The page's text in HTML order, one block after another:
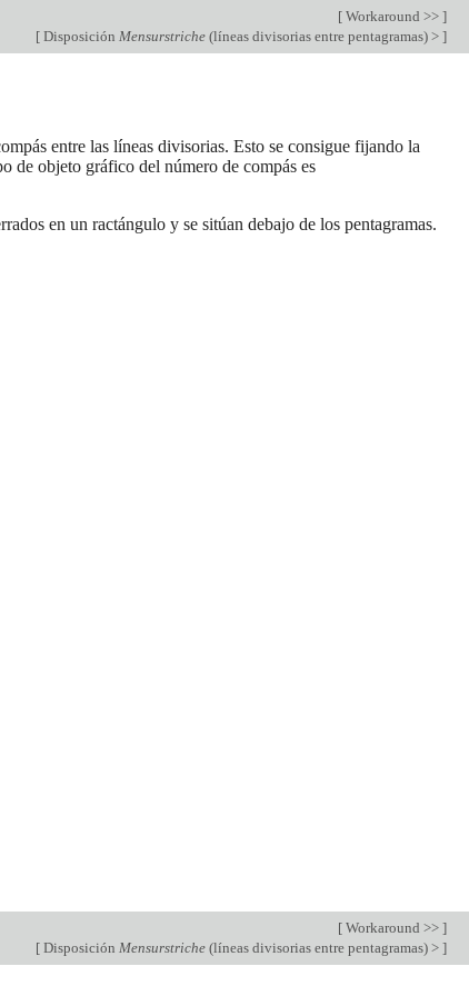
[ Workaround >> ]
[ Disposición Mensurstriche (líneas divisorias entre pentagramas) > ]
entre las líneas divisorias. Esto se consigue fijando la
de objeto gráfico del número de compás es
en un ractángulo y se sitúan debajo de los pentagramas.
[ Workaround >> ]
[ Disposición Mensurstriche (líneas divisorias entre pentagramas) > ]